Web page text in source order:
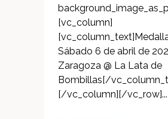
[vc_column]
Sábado 6 de abril de
Zaragoza @ La Lata de
Bombillas[/
[/vc_column][/vc_row]...